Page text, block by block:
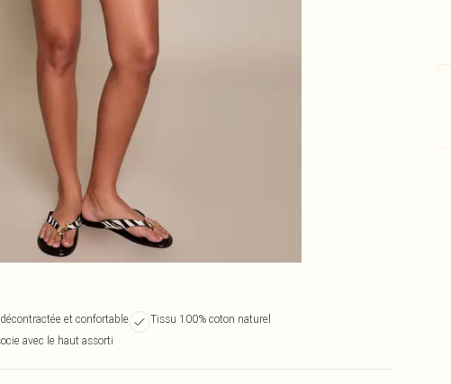
et confortable
Tissu 100% coton naturel
avec le haut assorti